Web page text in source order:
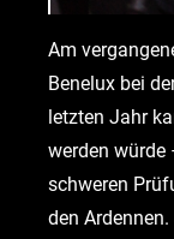
Am
Benelux bei
letzten Jahr
werden würde
schweren
den